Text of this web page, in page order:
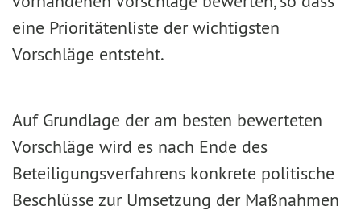
eine Prioritätenliste der wichtigsten
Vorschläge entsteht.
Auf Grundlage der am besten bewerteten
Vorschläge wird es nach Ende des
Beteiligungsverfahrens konkrete politische
Beschlüsse zur Umsetzung der Maßnahmen